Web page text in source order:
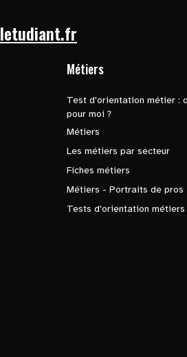
letudiant.fr
Métiers
Test d'orientation métier :
pour moi ?
Métiers
Les métiers par secteur
Fiches métiers
Métiers - Portraits de pros
Tests d'orientation métiers